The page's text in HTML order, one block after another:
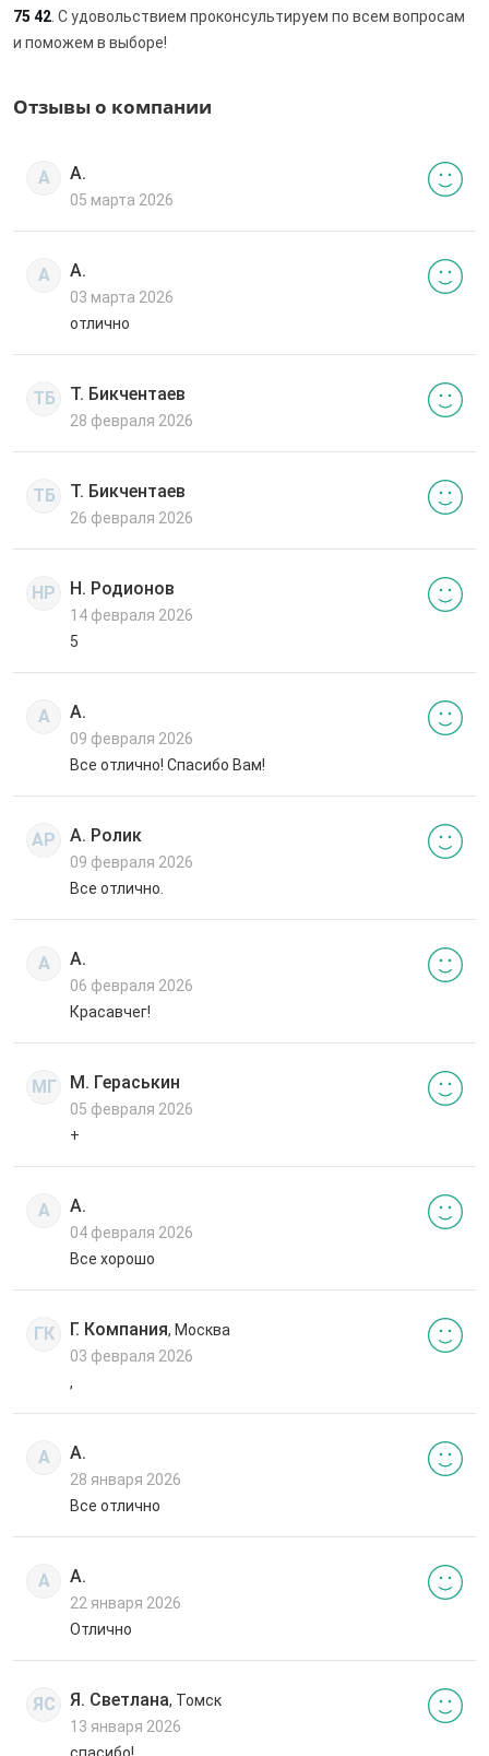
75 42 . С удовольствием проконсультируем по всем вопросам
и поможем в выборе!
Отзывы о компании
А А.
05 марта 2026
А А.
03 марта 2026
отлично
ТБ Т. Бикчентаев
28 февраля 2026
ТБ Т. Бикчентаев
26 февраля 2026
НР Н. Родионов
14 февраля 2026
5
А А.
09 февраля 2026
Все отлично! Спасибо Вам!
АР А. Ролик
09 февраля 2026
Все отлично.
А А.
06 февраля 2026
Красавчег!
МГ М. Гераськин
05 февраля 2026
+
А А.
04 февраля 2026
Все хорошо
ГК Г. Компания, Москва
03 февраля 2026
,
А А.
28 января 2026
Все отлично
А А.
22 января 2026
Отлично
ЯС Я. Светлана, Томск
13 января 2026